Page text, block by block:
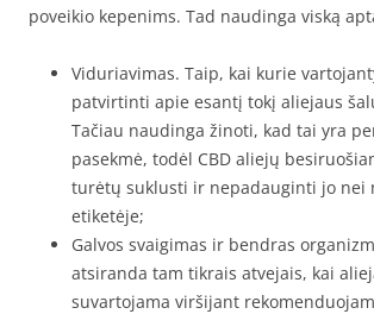
poveikio kepenims. Tad naudinga viską
Viduriavimas. Taip, kai kurie
patvirtinti apie esantį tokį aliejaus
Tačiau naudinga žinoti, kad tai yra
pasekmė, todėl CBD aliejų
turėtų suklusti ir nepadauginti jo nei
etiketėje;
Galvos svaigimas ir bendras
atsiranda tam tikrais atvejais, kai
suvartojama viršijant